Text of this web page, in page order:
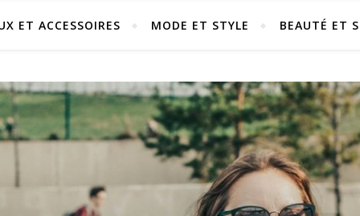
ET ACCESSOIRES MODE ET STYLE BEAUTÉ ET